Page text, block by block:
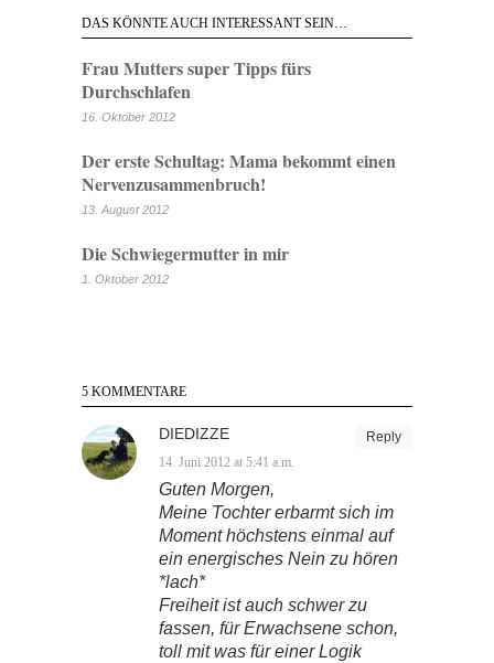
DAS KÖNNTE AUCH INTERESSANT SEIN…
Frau Mutters super Tipps fürs
Durchschlafen
16. Oktober 2012
Der erste Schultag: Mama bekommt einen
Nervenzusammenbruch!
13. August 2012
Die Schwiegermutter in mir
1. Oktober 2012
5 KOMMENTARE
Reply
DIEDIZZE
14. Juni 2012 at 5:41 a.m.
Guten Morgen,
Meine Tochter erbarmt sich im
Moment höchstens einmal auf
ein energisches Nein zu hören
*lach*
Freiheit ist auch schwer zu
fassen, für Erwachsene schon,
toll mit was für einer Logik